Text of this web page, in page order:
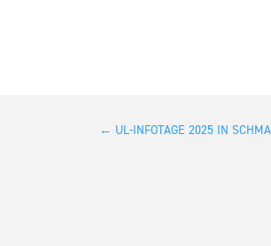
← UL-INFOTAGE 2025 IN